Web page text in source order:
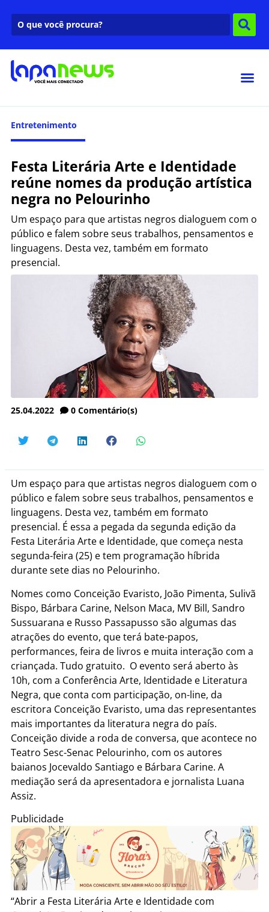
Entretenimento
Festa Literária Arte e Identidade
reúne nomes da produção artística
negra no Pelourinho
Um espaço para que artistas negros dialoguem com o
público e falem sobre seus trabalhos, pensamentos e
linguagens. Desta vez, também em formato
presencial.
25.04.2022 0 Comentário(s)
Um espaço para que artistas negros dialoguem com o
público e falem sobre seus trabalhos, pensamentos e
linguagens. Desta vez, também em formato
presencial. É essa a pegada da segunda edição da
Festa Literária Arte e Identidade, que começa nesta
segunda-feira (25) e tem programação híbrida
durante sete dias no Pelourinho.
Nomes como Conceição Evaristo, João Pimenta, Sulivã
Bispo, Bárbara Carine, Nelson Maca, MV Bill, Sandro
Sussuarana e Russo Passapusso são algumas das
atrações do evento, que terá bate-papos,
performances, feira de livros e muita interação com a
criançada. Tudo gratuito. O evento será aberto às
10h, com a Conferência Arte, Identidade e Literatura
Negra, que conta com participação, on-line, da
escritora Conceição Evaristo, uma das representantes
mais importantes da literatura negra do país.
Conceição divide a roda de conversa, que acontece no
Teatro Sesc-Senac Pelourinho, com os autores
baianos Jocevaldo Santiago e Bárbara Carine. A
mediação será da apresentadora e jornalista Luana
Assiz.
Publicidade
“Abrir a Festa Literária Arte e Identidade com